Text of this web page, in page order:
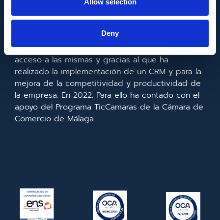
Allow selection
Deny
Metadata SL ha sido beneficiaria del Fondo
mejorar el uso y la calidad de las tecnologías de
la información y de las comunicaciones y el
acceso a las mismas y gracias al que ha
realizado la implementación de un CRM y para la
mejora de la competitividad y productividad de
la empresa. En 2022. Para ello ha contado con el
apoyo del Programa TicCamaras de la Cámara de
Comercio de Málaga.